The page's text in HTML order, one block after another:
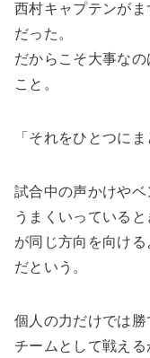
西村キャプテンが
だった。
だからこそ大事な
こと。
「それをひとつに
試合中の声かけやベ
うまくいっている
が同じ方向を向け
だという。
個人の力だけでは勝
チームとして戦える